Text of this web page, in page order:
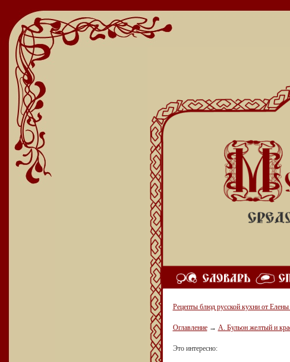
Рецепты блюд русской кухни от
Оглавление → А. Бульон желтый и
Это интересно: